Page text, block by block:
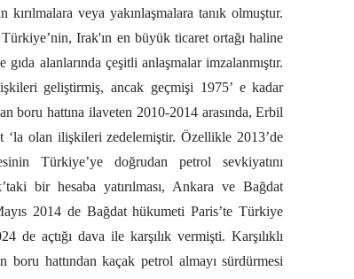
veya yakınlaşmalara tanık olmuştur.
Irak'ın en büyük ticaret ortağı haline
alanlarında çeşitli anlaşmalar imzalanmıştır.
geliştirmiş, ancak geçmişi 1975’ e kadar
boru hattına ilaveten 2010-2014 arasında, Erbil
‘la olan ilişkileri zedelemiştir. Özellikle 2013’de
Türkiye’ye doğrudan petrol sevkiyatını
bir hesaba yatırılması, Ankara ve Bağdat
2014 de Bağdat hükumeti Paris’te Türkiye
açtığı dava ile karşılık vermişti. Karşılıklı
hattından kaçak petrol almayı sürdürmesi